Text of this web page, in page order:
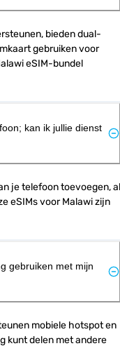
bieden dual-
gebruiken voor
eSIM-bundel
kan ik jullie dienst
je telefoon toevoegen, al
eSIMs voor Malawi zijn
gebruiken met mijn
mobiele hotspot en
kunt delen met andere